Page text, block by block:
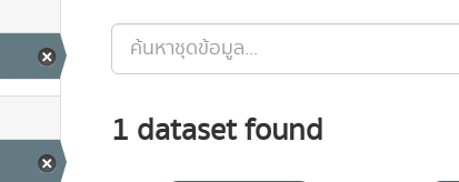
1 dataset found